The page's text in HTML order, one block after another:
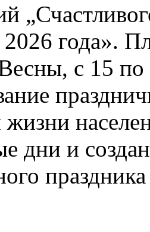
2026 года».
с 15 по
жизни
дни и